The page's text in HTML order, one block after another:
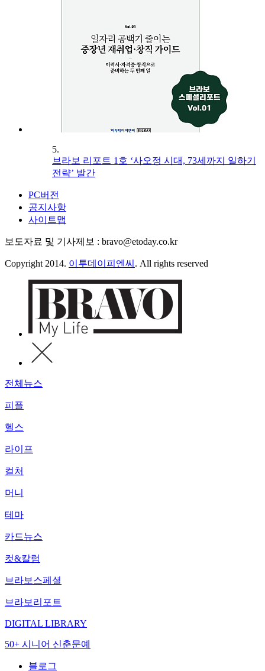
5.
브라보 리포트 1호 ‘사오정 시대, 73세까지 일하기
전략’ 발간
PC버전
공지사항
사이트맵
보도자료 및 기사제보 : bravo@etoday.co.kr
Copyright 2014. 이투데이피엔씨 . All rights reserved
전체뉴스
피플
헬스
라이프
컬처
머니
테마
카드뉴스
컷&칼럼
브라보스페셜
브라보리포트
DIGITAL LIBRARY
50+ 시니어 신춘문예
블로그